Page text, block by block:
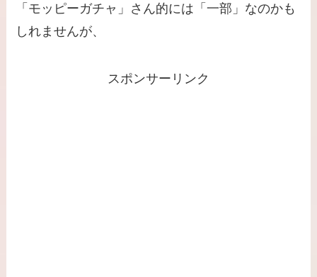
「モッピーガチャ」さん的には「一部」なのかも
しれませんが、
スポンサーリンク